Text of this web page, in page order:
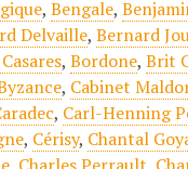
, Bengale,
Delvaille, Bernard
, Bordone, Brit
, Cabinet
, Carl-Henning
, Cérisy, Chantal